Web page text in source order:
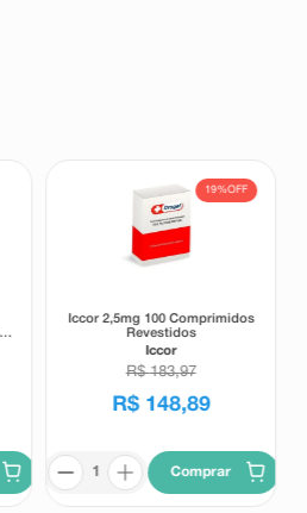
19%OFF
Iccor 2,5mg 100 Comprimidos
Revestidos
Iccor
R$ 183,97
R$ 148,89
Comprar